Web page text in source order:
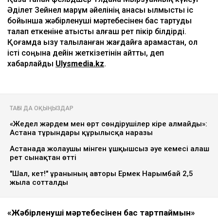
Әділет Зейнел марқұм әйелінің анасы қылмыстық іс
бойынша жәбірленуші мәртебесінен бас тартуды
талап еткеніне қатысты алғаш рет пікір білдірді.
Қоғамда қызу талқыланған жағдайға қарамастан, ол
істі соңына дейін жеткізетінін айтты, деп
хабарлайды Ulysmedia.kz.
ТАҒЫ ДА ОҚЫҢЫЗДАР
«Жедел жәрдем мен өрт сөндірушілер кіре алмайды»:
Астана тұрғындары құрылысқа наразы
Астанада жолаушы мінген ұшқышсыз әуе кемесі алғаш
рет сынақтан өтті
"Шал, кет!" ұранының авторы Ермек Нарымбай 2,5
жылға сотталды
«Жәбірленуші мәртебесінен бас тартпаймын»